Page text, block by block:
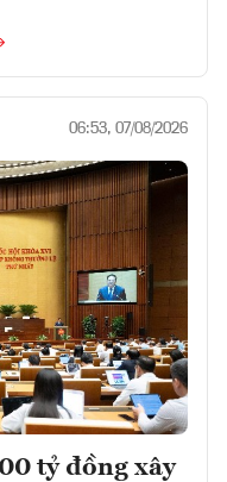
06:53, 07/08/2026
tỷ đồng xây